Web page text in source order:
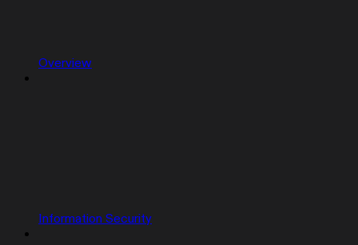
Overview
Information Security